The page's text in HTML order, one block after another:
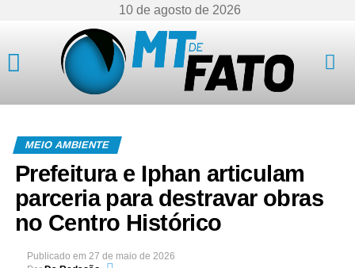
10 de agosto de 2026
MEIO AMBIENTE
Prefeitura e Iphan articulam
parceria para destravar obras
no Centro Histórico
Publicado em 27 de maio de 2026